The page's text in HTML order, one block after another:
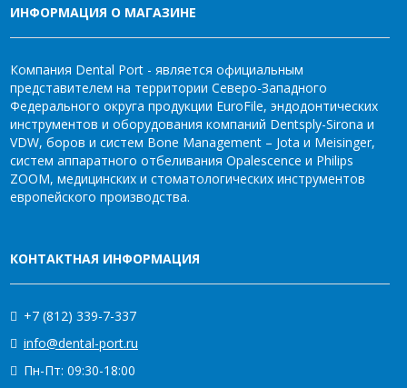
ИНФОРМАЦИЯ О МАГАЗИНЕ
Компания Dental Port - является официальным
представителем на территории Северо-Западного
Федерального округа продукции EuroFile, эндодонтических
инструментов и оборудования компаний Dentsply-Sirona и
VDW, боров и систем Bone Management – Jota и Meisinger,
систем аппаратного отбеливания Opalescence и Philips
ZOOM, медицинских и стоматологических инструментов
европейского производства.
КОНТАКТНАЯ ИНФОРМАЦИЯ
+7 (812) 339-7-337
info@dental-port.ru
Пн-Пт: 09:30-18:00